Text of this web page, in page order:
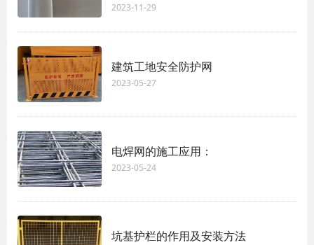
2023-11-29
建筑工地安全防护网
2023-05-27
电焊网的施工应用：
2023-05-24
坑基护栏的作用及安装方法